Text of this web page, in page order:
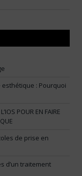
esthétique : Pourquoi
POUR EN FAIRE
de prise en
d’un traitement